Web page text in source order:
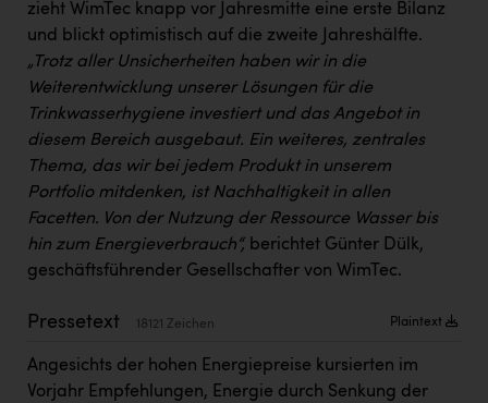
Österreichischer Kachelofenverband
Orlen
Passage Linz
PEZ
PÜSPÖK
REMAX
RE/MAX Welcome
Ruderclub Wels
zieht WimTec knapp vor Jahresmitte eine erste Bilanz
und blickt optimistisch auf die zweite Jahreshälfte.
„Trotz aller Unsicherheiten haben wir in die
Weiterentwicklung unserer Lösungen für die
Trinkwasserhygiene investiert und das Angebot in
diesem Bereich ausgebaut. Ein weiteres, zentrales
Thema, das wir bei jedem Produkt in unserem
Portfolio mitdenken, ist Nachhaltigkeit in allen
Facetten. Von der Nutzung der Ressource Wasser bis
hin zum Energieverbrauch“, berichtet Günter Dülk,
geschäftsführender Gesellschafter von WimTec.
Pressetext 18121 Zeichen Plaintext
Angesichts der hohen Energiepreise kursierten im
Vorjahr Empfehlungen, Energie durch Senkung der